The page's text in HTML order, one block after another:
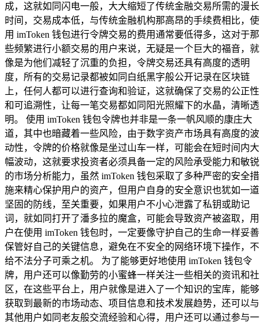
成，这就如同闪电一般，大大缩短了传统金融交易所需的漫长
时间，交易成本低，与传统金融机构那高昂的手续费相比，使
用 imToken 钱包进行令牌交易的费用通常要低得多，这对于那
些频繁进行小额交易的用户来说，无疑是一个巨大的福音，就
像是为他们减轻了沉重的负担，令牌交易还具有高度的透明
度，所有的交易记录都被如同白纸黑字般公开记录在区块链
上，任何人都可以进行查询和验证，这就确保了交易的公正性
和可追溯性，让每一笔交易都如同阳光照耀下的水晶，清晰透
明。 使用 imToken 钱包令牌也并非是一条一帆风顺的康庄大
道，其中也暗藏着一些风险，由于数字资产市场具有高度的波
动性，令牌的价格就像是坐过山车一样，可能会在短时间内大
幅波动，这就要求投资者必须具备一定的风险承受能力和敏锐
的市场分析能力，虽然 imToken 钱包采取了多种严密的安全措
施来精心保护用户的资产，但用户自身的安全意识也犹如一道
坚固的防线，至关重要，如果用户不小心泄露了私钥或助记
词，就如同打开了潘多拉的魔盒，可能会导致资产被盗取，用
户在使用 imToken 钱包时，一定要像守护自己的生命一样妥善
保管好自己的关键信息，避免在不安全的网络环境下操作，不
给不法分子可乘之机。 为了能够更好地使用 imToken 钱包令
牌，用户还可以像勤劳的小蜜蜂一样关注一些相关的资讯和社
区，在这些平台上，用户就像是进入了一个知识的宝库，能够
获取到最新的市场动态、项目信息和技术发展趋势，还可以与
其他用户如同老友般交流经验和心得，用户还可以通过参与一